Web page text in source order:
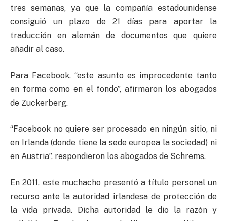
tres semanas, ya que la compañía estadounidense
consiguió un plazo de 21 días para aportar la
traducción en alemán de documentos que quiere
añadir al caso.
Para Facebook, “este asunto es improcedente tanto
en forma como en el fondo”, afirmaron los abogados
de Zuckerberg.
“Facebook no quiere ser procesado en ningún sitio, ni
en Irlanda (donde tiene la sede europea la sociedad) ni
en Austria”, respondieron los abogados de Schrems.
En 2011, este muchacho presentó a título personal un
recurso ante la autoridad irlandesa de protección de
la vida privada. Dicha autoridad le dio la razón y